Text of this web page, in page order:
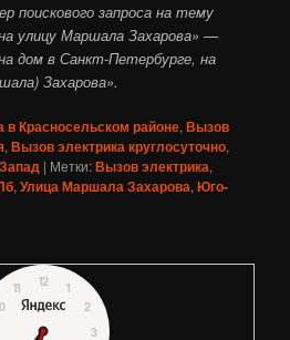
поискового запроса на тему
улицу Маршала Захарова» —
дом в Санкт-Петербурге, на
Захарова».
в Красносельском районе,Вызов
,Вызов электрика круглосуточно,
| Метки:Вызов электрика,
,Улица Маршала Захарова,Юго-